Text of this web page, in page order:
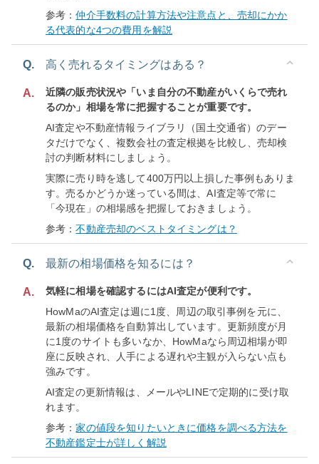
参考：仲介手数料の計算方法や注意点と、売却にかか
る代表的な4つの費用を解説
Q. 高く売れるタイミングはある？
A.
近隣の販売状況や「いま自分の不動産がいくらで売れ
るのか」相場を常に把握することが重要です。
AI査定や不動産情報ライブラリ（国土交通省）のデー
タだけでなく、複数会社の査定根拠を比較し、売却検
討の判断材料にしましょう。
実際に売り時を逃して400万円以上損した事例もありま
す。売るかどうか迷っている間は、AI査定等で常に
「今現在」の相場感を把握しておきましょう。
参考：不動産売却のベストタイミングは？
Q. 最新の相場価格を知るには？
A.
気軽に相場を確認するにはAI査定が便利です。
HowMaのAI査定は週に1度、周辺の取引事例を元に、
最新の相場価格を自動算出しています。更新頻度が月
に1度のサイトも多いなか、HowMaなら周辺相場が即
座に反映され、人手による遅れや主観が入らない点も
強みです。
AI査定の更新情報は、メールやLINEで定期的に受け取
れます。
参考：家の値段を知りたいときに価格を調べる方法を
不動産鑑定士が詳しく解説